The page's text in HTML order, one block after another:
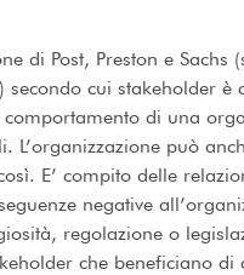
di Post, Preston e
secondo cui stakeholder
comportamento di una
L’organizzazione può
E’ compito delle
negative
regolazione o
che beneficiano di